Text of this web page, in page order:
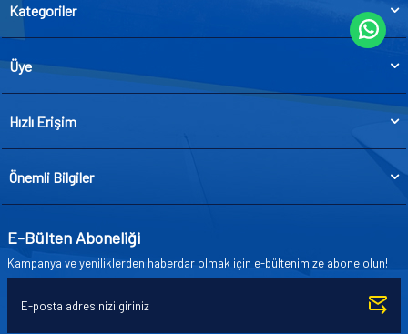
Kategoriler
Üye
Hızlı Erişim
Önemli Bilgiler
E-Bülten Aboneliği
Kampanya ve yeniliklerden haberdar olmak için e-bültenimize abone olun!